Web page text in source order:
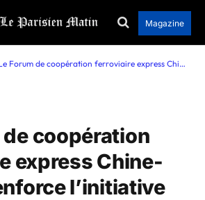
Magazine
Forum de coopération ferroviaire express Chine-Europe renforce l’initiative « la Ceinture et la Route » à l’occasion de son 10e anniversaire
de coopération
express Chine-
l’initiative